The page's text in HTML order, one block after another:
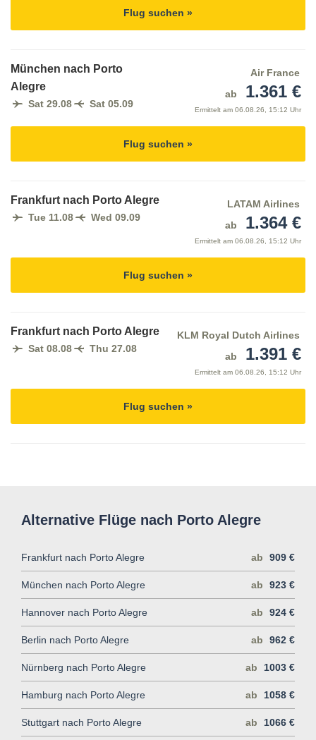
Flug suchen »
München nach Porto
Alegre
Sat 29.08 Sat 05.09
Air France
ab
1.361 €
Ermittelt am 06.08.26, 15:12 Uhr
Flug suchen »
Frankfurt nach Porto Alegre
Tue 11.08 Wed 09.09
LATAM Airlines
ab
1.364 €
Ermittelt am 06.08.26, 15:12 Uhr
Flug suchen »
Frankfurt nach Porto Alegre
Sat 08.08 Thu 27.08
KLM Royal Dutch Airlines
ab
1.391 €
Ermittelt am 06.08.26, 15:12 Uhr
Flug suchen »
Alternative Flüge nach Porto Alegre
Frankfurt nach Porto Alegre ab 909 €
München nach Porto Alegre ab 923 €
Hannover nach Porto Alegre ab 924 €
Berlin nach Porto Alegre ab 962 €
Nürnberg nach Porto Alegre ab 1003 €
Hamburg nach Porto Alegre ab 1058 €
Stuttgart nach Porto Alegre ab 1066 €